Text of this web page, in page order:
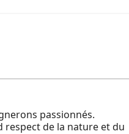
passionnés.
respect de la nature et du